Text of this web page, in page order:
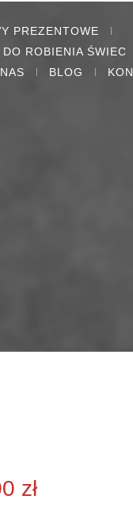
PREZENTOWE
ROBIENIA ŚWIEC
BLOG
zł